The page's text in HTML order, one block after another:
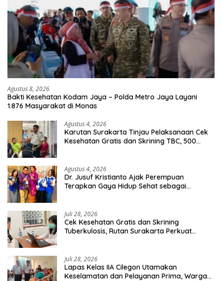
Agustus 8, 2026
Bakti Kesehatan Kodam Jaya – Polda Metro Jaya Layani
1.876 Masyarakat di Monas
Agustus 4, 2026
Karutan Surakarta Tinjau Pelaksanaan Cek
Kesehatan Gratis dan Skrining TBC, 500
Agustus 4, 2026
Dr. Jusuf Kristianto Ajak Perempuan
Terapkan Gaya Hidup Sehat sebagai
Juli 28, 2026
Cek Kesehatan Gratis dan Skrining
Tuberkulosis, Rutan Surakarta Perkuat
Juli 28, 2026
Lapas Kelas IIA Cilegon Utamakan
Keselamatan dan Pelayanan Prima, Warga